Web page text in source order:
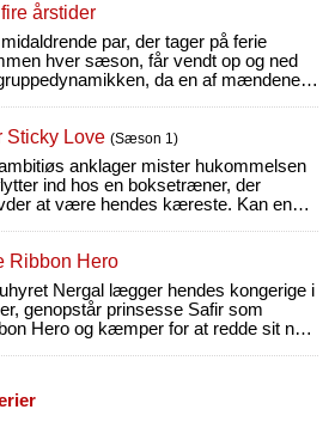
årstider
par, der tager på ferie
hver sæson, får vendt op og ned
da en af mændene
Sticky Love (Sæson 1)
anklager mister hukommelsen
ind hos en boksetræner, der
at være hendes kæreste. Kan en
Ribbon Hero
Nergal lægger hendes kongerige i
genopstår prinsesse Safir som
Hero og kæmper for at redde sit nye